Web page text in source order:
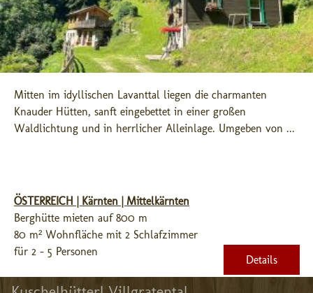
Mitten im idyllischen Lavanttal liegen die charmanten
Knauder Hütten, sanft eingebettet in einer großen
Waldlichtung und in herrlicher Alleinlage. Umgeben von ...
ÖSTERREICH | Kärnten | Mittelkärnten
Berghütte mieten auf 800 m
80 m² Wohnfläche mit 2 Schlafzimmer
für 2 - 5 Personen
Details